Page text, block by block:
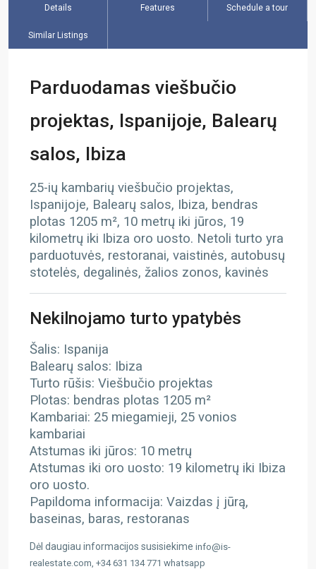
Details Features Schedule a tour
Similar Listings
Parduodamas viešbučio
projektas, Ispanijoje, Balearų
salos, Ibiza
25-ių kambarių viešbučio projektas,
Ispanijoje, Balearų salos, Ibiza, bendras
plotas 1205 m², 10 metrų iki jūros, 19
kilometrų iki Ibiza oro uosto. Netoli turto yra
parduotuvės, restoranai, vaistinės, autobusų
stotelės, degalinės, žalios zonos, kavinės
Nekilnojamo turto ypatybės
Šalis: Ispanija
Balearų salos: Ibiza
Turto rūšis: Viešbučio projektas
Plotas: bendras plotas 1205 m²
Kambariai: 25 miegamieji, 25 vonios
kambariai
Atstumas iki jūros: 10 metrų
Atstumas iki oro uosto: 19 kilometrų iki Ibiza
oro uosto.
Papildoma informacija: Vaizdas į jūrą,
baseinas, baras, restoranas
Dėl daugiau informacijos susisiekime info@is-
realestate.com, +34 631 134 771 whatsapp